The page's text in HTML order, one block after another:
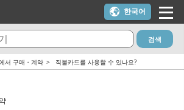
プリケーションにおけるCubism Editorお
TOP10
가 정상적으로 기동, 동작하지 않습니다
검색
서 구매・계약 직불카드를 사용할 수 있나요?
한국어